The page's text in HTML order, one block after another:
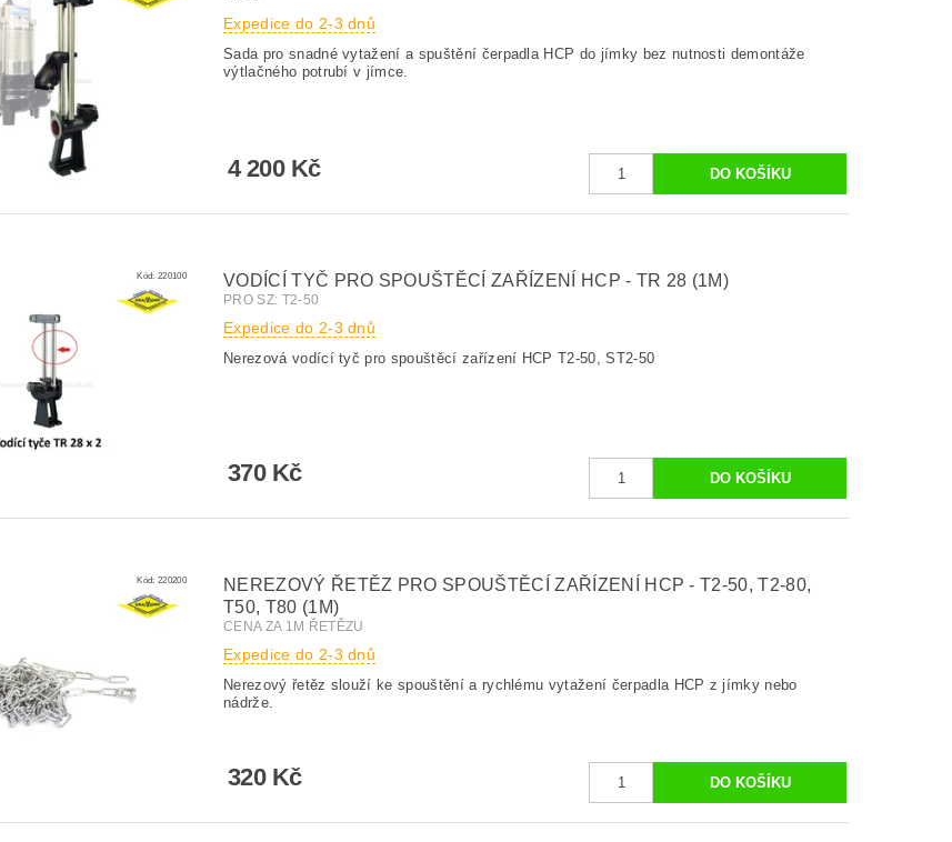
Expedice do 2-3 dnů
Sada pro snadné vytažení a spuštění čerpadla HCP do jímky bez nutnosti demontáže
výtlačného potrubí v jímce.
4 200 Kč
Kód: 220100 VODÍCÍ TYČ PRO SPOUŠTĚCÍ ZAŘÍZENÍ HCP - TR 28 (1M)
PRO SZ: T2-50
Expedice do 2-3 dnů
Nerezová vodící tyč pro spouštěcí zařízení HCP T2-50, ST2-50
370 Kč
Kód: 220200
NEREZOVÝ ŘETĚZ PRO SPOUŠTĚCÍ ZAŘÍZENÍ HCP - T2-50, T2-80,
T50, T80 (1M)
CENA ZA 1M ŘETĚZU
Expedice do 2-3 dnů
Nerezový řetěz slouží ke spouštění a rychlému vytažení čerpadla HCP z jímky nebo
nádrže.
320 Kč